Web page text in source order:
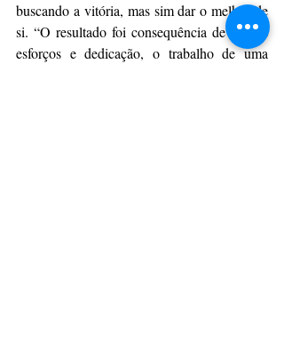
buscando a vitória, mas sim dar o melhor de
si. “O resultado foi consequência de nossos
esforços e dedicação, o trabalho de uma